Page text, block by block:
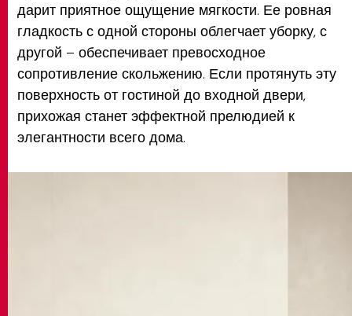
дарит приятное ощущение мягкости. Ее ровная
гладкость с одной стороны облегчает уборку, с
другой – обеспечивает превосходное
сопротивление скольжению. Если протянуть эту
поверхность от гостиной до входной двери,
прихожая станет эффектной прелюдией к
элегантности всего дома.